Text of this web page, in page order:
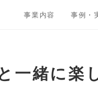
事業内容 事例・
一緒に楽